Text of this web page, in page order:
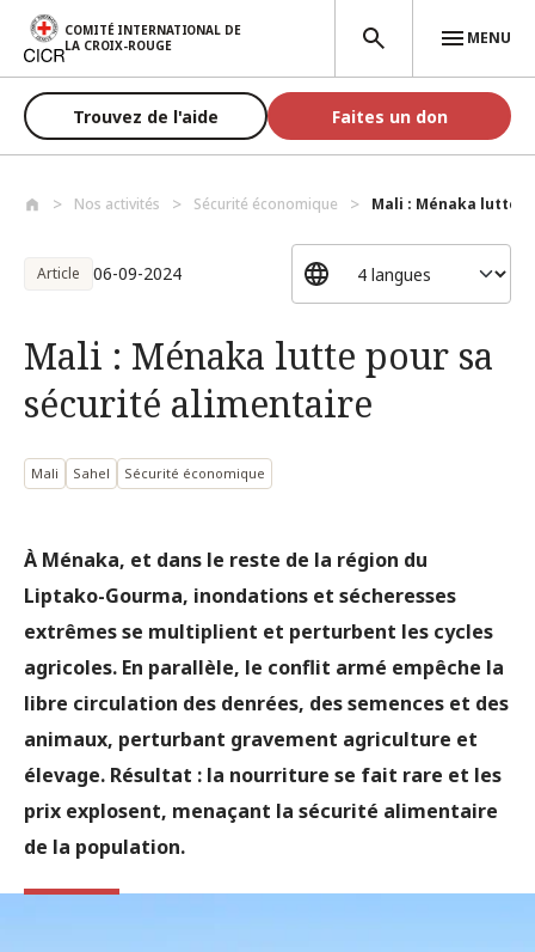
Aller au contenu principal
COMITÉ INTERNATIONAL DE
LA CROIX-ROUGE
MENU
Trouvez de l'aide Faites un don
Nos activités Sécurité économique Mali : Ménaka lutte
Article 06-09-2024
Mali : Ménaka lutte pour sa
sécurité alimentaire
Mali Sahel Sécurité économique
À Ménaka, et dans le reste de la région du
Liptako-Gourma, inondations et sécheresses
extrêmes se multiplient et perturbent les cycles
agricoles. En parallèle, le conflit armé empêche la
libre circulation des denrées, des semences et des
animaux, perturbant gravement agriculture et
élevage. Résultat : la nourriture se fait rare et les
prix explosent, menaçant la sécurité alimentaire
de la population.